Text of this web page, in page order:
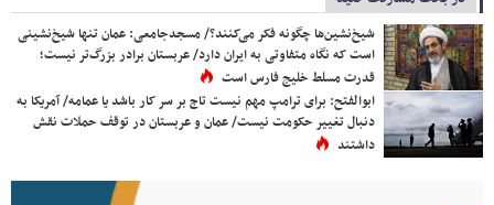
شیخ‌نشین‌ها چگونه فکر می‌کنند؟/ مسجدجامعی: عمان تنها شیخ‌نشینی
است که نگاه متفاوتی به ایران دارد/ عربستان برادر بزرگ‌تر نیست؛
قدرت مسلط خلیج فارس است
ابوالفتح: برای ترامپ مهم نیست تاج بر سر کار باشد یا عمامه/ آمریکا به
دنبال تغییر حکومت نیست/ عمان و عربستان در توقف حملات نقش
داشتند